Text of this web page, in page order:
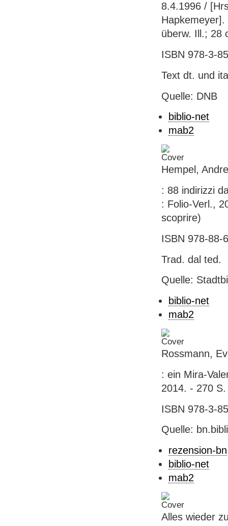
8.4.1996 /
überw. Ill.; 28
ISBN 978-3-
Text dt. und
Quelle: DNB
biblio-net
mab2
Hempel,
: 88 indirizzi
: Folio-Verl.,
scoprire)
ISBN 978-88-
Trad. dal ted.
Quelle:
biblio-net
mab2
Rossmann,
: ein Mira-
2014. - 270 S.
ISBN 978-3-
Quelle:
rezension-bn
biblio-net
mab2
Alles wieder